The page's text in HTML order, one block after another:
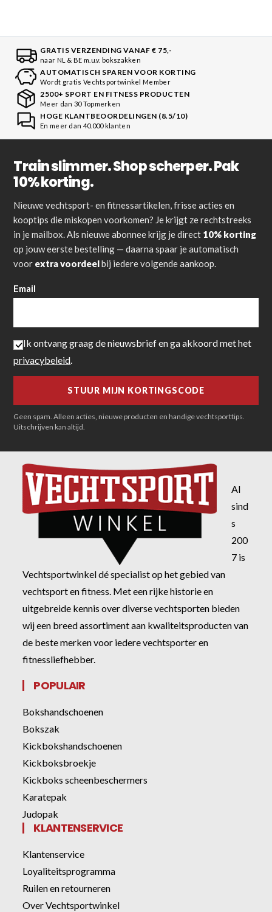
GRATIS VERZENDING VANAF € 75,-
naar NL & BE m.u.v. bokszakken
AUTOMATISCH SPAREN VOOR KORTING
Wordt gratis Vechtsportwinkel Member
2500+ SPORT EN FITNESS PRODUCTEN
Meer dan 30 Topmerken
HOGE KLANTBEOORDELINGEN (8.5/10)
En meer dan 40.000 klanten
Train slimmer. Shop scherper. Pak
10% korting.
Nieuwe vechtsport- en fitnessartikelen, frisse acties en
kooptips die miskopen voorkomen? Je krijgt ze rechtstreeks
in je mailbox. Als nieuwe abonnee krijg je direct 10% korting
op jouw eerste bestelling — daarna spaar je automatisch
voor extra voordeelbij iedere volgende aankoop.
Email
Ik ontvang graag de nieuwsbrief en ga akkoord met het
privacybeleid.
Geen spam. Alleen acties, nieuwe producten en handige vechtsporttips.
Uitschrijven kan altijd.
Al
sind
s
200
7 is
Vechtsportwinkel dé specialist op het gebied van
vechtsport en fitness. Met een rijke historie en
uitgebreide kennis over diverse vechtsporten bieden
wij een breed assortiment aan kwaliteitsproducten van
de beste merken voor iedere vechtsporter en
fitnessliefhebber.
POPULAIR
Bokshandschoenen
Bokszak
Kickbokshandschoenen
Kickboksbroekje
Kickboks scheenbeschermers
Karatepak
Judopak
KLANTENSERVICE
Klantenservice
Loyaliteitsprogramma
Ruilen en retourneren
Over Vechtsportwinkel